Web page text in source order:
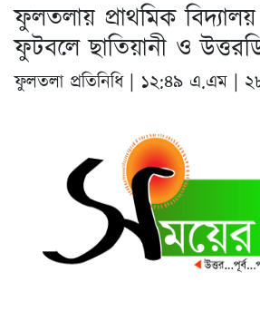
ফুলতলায় প্রাথমিক
ফুটবলে ছাতিয়ানী ও
ফুলতলা প্রতিনিধি | ১২:৪৯ এ.এম |